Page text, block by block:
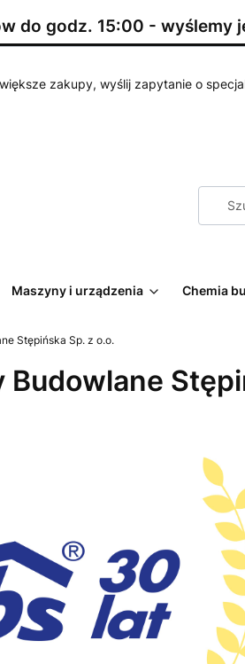
do godz. 15:00 - wyślemy
zakupy, wyślij zapytanie o
Maszyny i urządzenia Chemia
Stępińska Sp. z o.o.
Budowlane